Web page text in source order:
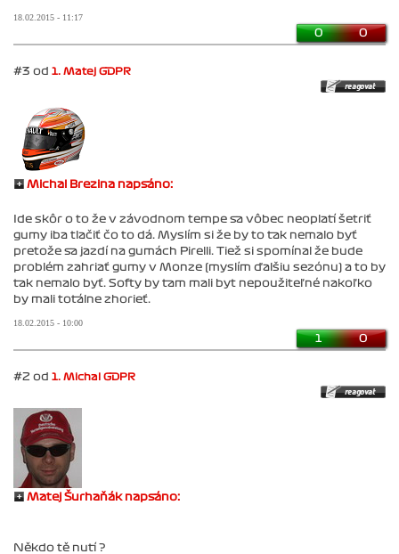
18.02.2015 - 11:17
0 0
#3 od 1. Matej GDPR
Michal Brezina napsáno:
Ide skôr o to že v závodnom tempe sa vôbec neoplatí šetriť
gumy iba tlačiť čo to dá. Myslím si že by to tak nemalo byť
pretože sa jazdí na gumách Pirelli. Tiež si spomínal že bude
problém zahriať gumy v Monze (myslím ďalšiu sezónu) a to by
tak nemalo byť. Softy by tam mali byt nepoužiteľné nakoľko
by mali totálne zhorieť.
18.02.2015 - 10:00
1 0
#2 od 1. Michal GDPR
Matej Šurhaňák napsáno:
Někdo tě nutí ?